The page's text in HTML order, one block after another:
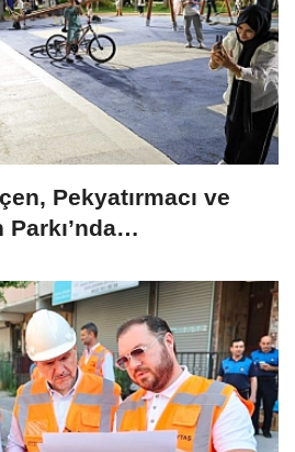
Pekyatırmacı ve